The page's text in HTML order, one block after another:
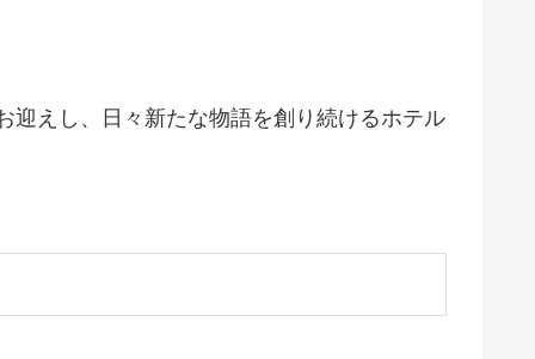
迎えし、日々新たな物語を創り続けるホテル